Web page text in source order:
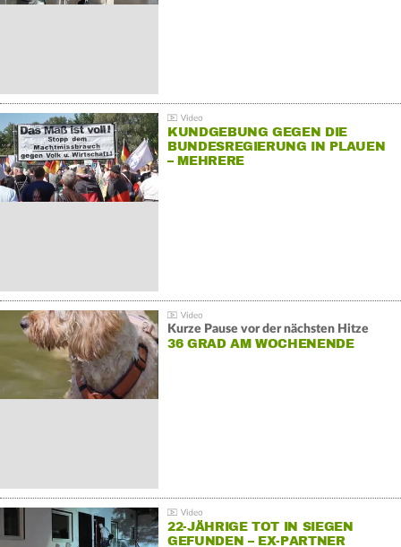
KUNDGEBUNG GEGEN DIE
BUNDESREGIERUNG IN PLAUEN
– MEHRERE
Kurze Pause vor der nächsten Hitze
36 GRAD AM WOCHENENDE
22-JÄHRIGE TOT IN SIEGEN
GEFUNDEN – EX-PARTNER